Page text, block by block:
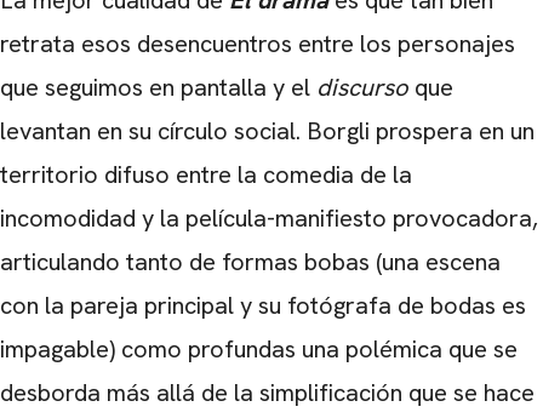
retrata esos desencuentros entre los personajes
que seguimos en pantalla y el discurso que
levantan en su círculo social. Borgli prospera en un
territorio difuso entre la comedia de la
incomodidad y la película-manifiesto provocadora,
articulando tanto de formas bobas (una escena
con la pareja principal y su fotógrafa de bodas es
impagable) como profundas una polémica que se
desborda más allá de la simplificación que se hace